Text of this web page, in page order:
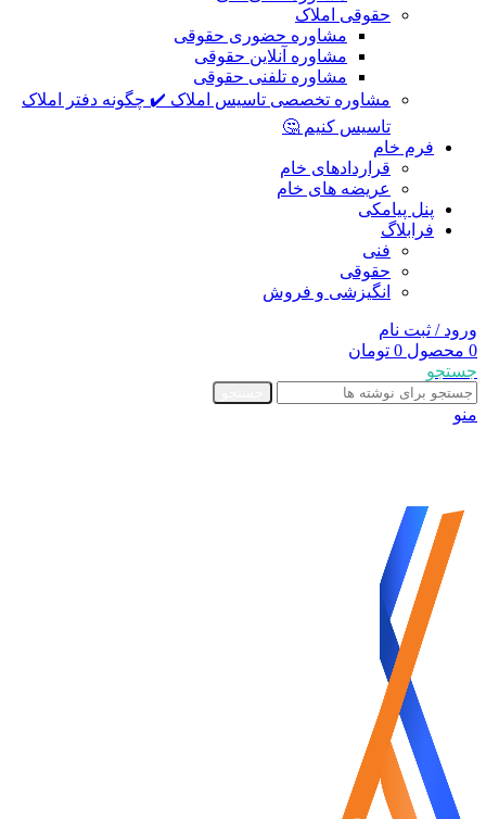
حقوقی املاک
مشاوره حضوری حقوقی
مشاوره آنلاین حقوقی
مشاوره تلفنی حقوقی
مشاوره تخصصی تاسیس املاک ✔️ چگونه دفتر املاک
تاسیس کنیم 🤔
فرم خام
قراردادهای خام
عریضه های خام
پنل پیامکی
فرابلاگ
فنی
حقوقی
انگیزشی و فروش
ورود / ثبت نام
0 محصول 0 تومان
جستجو
منو